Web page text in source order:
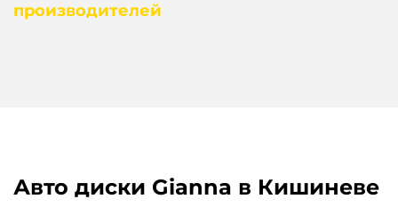
производителей
Авто диски Gianna в Кишиневе